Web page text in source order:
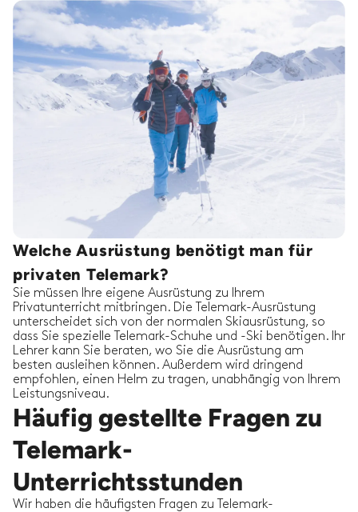
Welche Ausrüstung benötigt man für
privaten Telemark?
Sie müssen Ihre eigene Ausrüstung zu Ihrem
Privatunterricht mitbringen. Die Telemark-Ausrüstung
unterscheidet sich von der normalen Skiausrüstung, so
dass Sie spezielle Telemark-Schuhe und -Ski benötigen. Ihr
Lehrer kann Sie beraten, wo Sie die Ausrüstung am
besten ausleihen können. Außerdem wird dringend
empfohlen, einen Helm zu tragen, unabhängig von Ihrem
Leistungsniveau.
Häufig gestellte Fragen zu
Telemark-
Unterrichtsstunden
Wir haben die häufigsten Fragen zu Telemark-